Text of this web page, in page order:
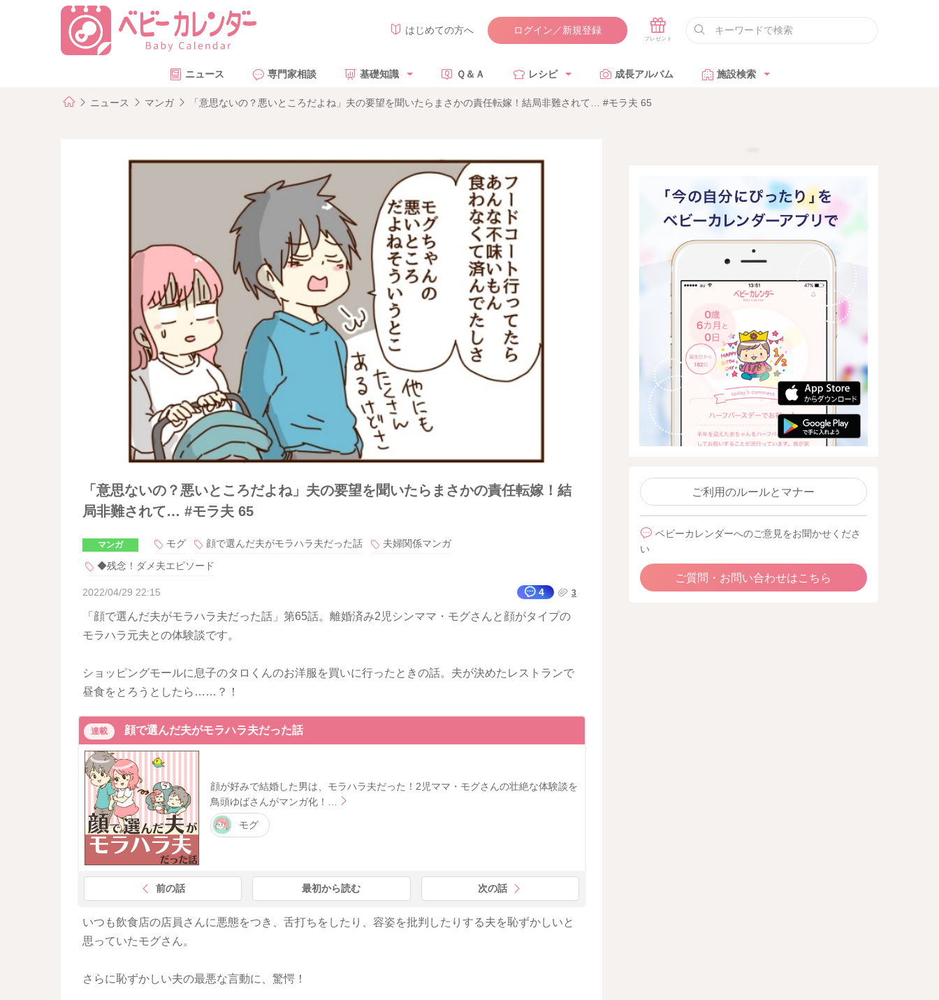
はじめての方へ ログイン／新規登録
ニュース 専門家相談 基礎知識 Ｑ＆Ａ レシピ 成長アルバム 施設検索
ニュース マンガ 「意思ないの？悪いところだよね」夫の要望を聞いたらまさかの責任転嫁！結局非難されて… #モラ夫 65
「意思ないの？悪いところだよね」夫の要望を聞いたらまさかの責任転嫁！結
局非難されて… #モラ夫 65
マンガ モグ 顔で選んだ夫がモラハラ夫だった話
夫婦関係マンガ
◆残念！ダメ夫エピソード
2022/04/29 22:15 4 3
「顔で選んだ夫がモラハラ夫だった話」第65話。離婚済み2児シンママ・モグさんと顔がタイプの
モラハラ元夫との体験談です。
ショッピングモールに息子のタロくんのお洋服を買いに行ったときの話。夫が決めたレストランで
昼食をとろうとしたら……？！
連載 顔で選んだ夫がモラハラ夫だった話
顔が好みで結婚した男は、モラハラ夫だった！2児ママ・モグさんの壮絶な体験談を
鳥頭ゆばさんがマンガ化！…
モグ
前の話 最初から読む 次の話
いつも飲食店の店員さんに悪態をつき、舌打ちをしたり、容姿を批判したりする夫を恥ずかしいと
思っていたモグさん。
さらに恥ずかしい夫の最悪な言動に、驚愕！
ご利用のルールとマナー
ベビーカレンダーへのご意見をお聞かせくださ
い
ご質問・お問い合わせはこちら